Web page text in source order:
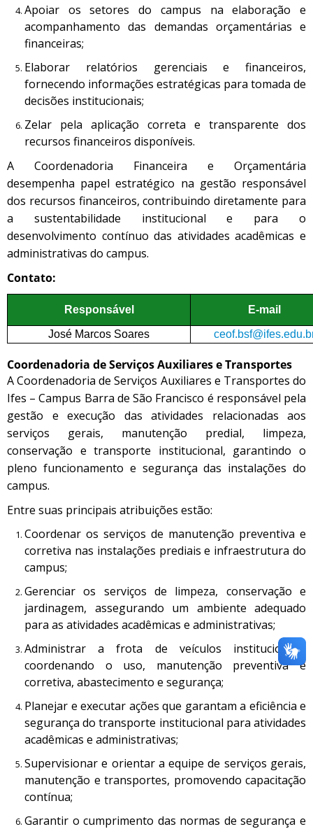
Apoiar os setores do campus na elaboração e
acompanhamento das demandas orçamentárias e
financeiras;
Elaborar relatórios gerenciais e financeiros,
fornecendo informações estratégicas para tomada de
decisões institucionais;
Zelar pela aplicação correta e transparente dos
recursos financeiros disponíveis.
A Coordenadoria Financeira e Orçamentária
desempenha papel estratégico na gestão responsável
dos recursos financeiros, contribuindo diretamente para
a sustentabilidade institucional e para o
desenvolvimento contínuo das atividades acadêmicas e
administrativas do campus.
Contato:
Responsável E-mail
José Marcos Soares
Coordenadoria de Serviços Auxiliares e Transportes
A Coordenadoria de Serviços Auxiliares e Transportes do
Ifes – Campus Barra de São Francisco é responsável pela
gestão e execução das atividades relacionadas aos
serviços gerais, manutenção predial, limpeza,
conservação e transporte institucional, garantindo o
pleno funcionamento e segurança das instalações do
campus.
Entre suas principais atribuições estão:
Coordenar os serviços de manutenção preventiva e
corretiva nas instalações prediais e infraestrutura do
campus;
Gerenciar os serviços de limpeza, conservação e
jardinagem, assegurando um ambiente adequado
para as atividades acadêmicas e administrativas;
Administrar a frota de veículos institucionais,
coordenando o uso, manutenção preventiva e
corretiva, abastecimento e segurança;
Planejar e executar ações que garantam a eficiência e
segurança do transporte institucional para atividades
acadêmicas e administrativas;
Supervisionar e orientar a equipe de serviços gerais,
manutenção e transportes, promovendo capacitação
contínua;
Garantir o cumprimento das normas de segurança e